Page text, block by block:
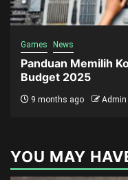
Games News
Panduan Memilih
Budget 2025
9 months ago Admin
YOU MAY